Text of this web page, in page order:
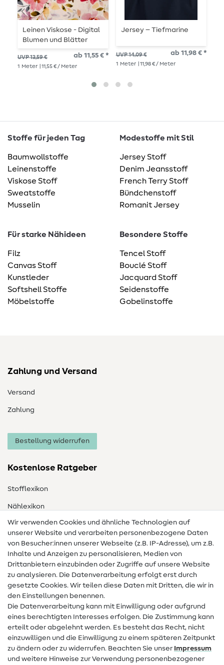
Leinen Viskose - Digital
Blumen und Blätter
Beige
UVP 13,59 € ab 11,55 € *
1 Meter | 11,55 € / Meter
Jersey – Tiefmarine
UVP 14,09 € ab 11,98 € *
1 Meter | 11,98 € / Meter
Stoffe für jeden Tag
Baumwollstoffe
Leinenstoffe
Viskose Stoff
Sweatstoffe
Musselin
Modestoffe mit Stil
Jersey Stoff
Denim Jeansstoff
French Terry Stoff
Bündchenstoff
Romanit Jersey
Für starke Nähideen
Filz
Canvas Stoff
Kunstleder
Softshell Stoffe
Möbelstoffe
Besondere Stoffe
Tencel Stoff
Bouclé Stoff
Jacquard Stoff
Seidenstoffe
Gobelinstoffe
Zahlung und Versand
Versand
Zahlung
Bestellung widerrufen
Kostenlose Ratgeber
Stofflexikon
Nählexikon
Nähanleitungen
Hilfe & Kontakt
Kontakt
Infos zum Betreiberwechsel
Widerrufsrecht
Beliebt
Stoffe
Wir verwenden Cookies und ähnliche Technologien auf
unserer Website und verarbeiten personenbezogene Daten
von Besucher:innen unserer Webseite (z.B. IP-Adresse), um z.B.
Inhalte und Anzeigen zu personalisieren, Medien von
Drittanbietern einzubinden oder Zugriffe auf unsere Website
zu analysieren. Die Datenverarbeitung erfolgt erst durch
gesetzte Cookies. Wir teilen diese Daten mit Dritten, die wir in
den Einstellungen benennen.
Die Datenverarbeitung kann mit Einwilligung oder aufgrund
eines berechtigten Interesses erfolgen. Die Zustimmung kann
erteilt oder abgelehnt werden. Es besteht das Recht, nicht
einzuwilligen und die Einwilligung zu einem späteren Zeitpunkt
zu ändern oder zu widerrufen. Beachten Sie unser Impressum
und weitere Hinweise zur Verwendung personenbezogener